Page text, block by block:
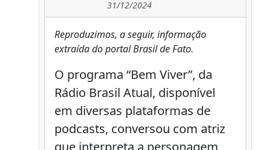
31/12/2024
Reproduzimos, a seguir, informação
extraída do portal Brasil de Fato.
O programa “Bem Viver”, da
Rádio Brasil Atual, disponível
em diversas plataformas de
podcasts, conversou com atriz
que interpreta a personagem